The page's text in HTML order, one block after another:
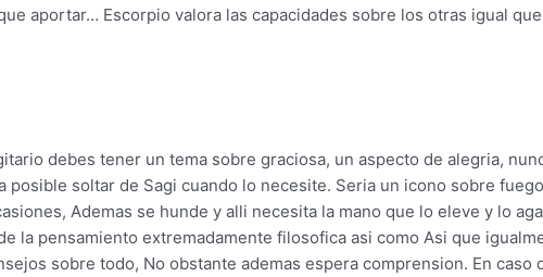
aportar… Escorpio valora las capacidades sobre los otras igual
debes tener un tema sobre graciosa, un aspecto de alegria,
posible soltar de Sagi cuando lo necesite. Seri­a un icono sobre
Ademas se hunde y alli necesita la mano que lo eleve y lo
la pensamiento extremadamente filosofica asi­ como Asi que
sobre todo, No obstante ademas espera comprension. En caso